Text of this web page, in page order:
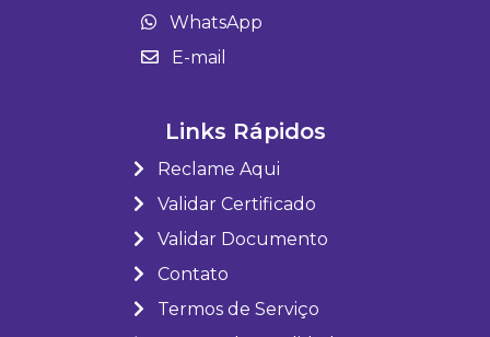
WhatsApp
E-mail
Links Rápidos
Reclame Aqui
Validar Certificado
Validar Documento
Contato
Termos de Serviço